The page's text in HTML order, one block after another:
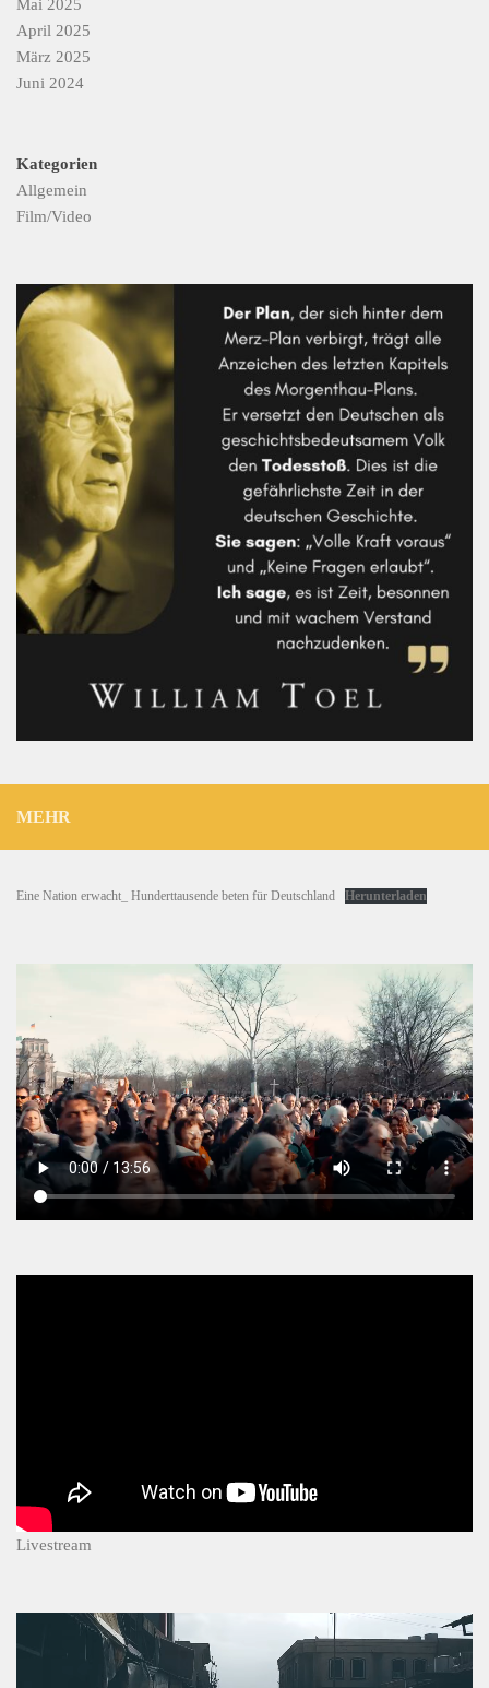
Mai 2025
April 2025
März 2025
Juni 2024
Kategorien
Allgemein
Film/Video
MEHR
Eine Nation erwacht_ Hunderttausende beten für Deutschland Herunterladen
Livestream